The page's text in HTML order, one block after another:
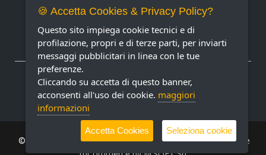
Fax +39 0464 430938
E-mail:marenga@marenga.it
Partita IVA IT02232370227
METODI DI PAGAMENTO ACCETTATI
© MARENGA Srl 2022 All rights reserved. Design & Software
🍪 Accetta Cookies & Privacy Policy?
Questo sito impiega cookie tecnici e di
profilazione, propri e di terze parti, per inviarti
messaggi pubblicitari in linea con le tue
preferenze.
Cliccando su accetta di questo banner,
acconsenti all'uso dei cookie. maggiori
informazioni
Accetta Cookies Seleziona cookie